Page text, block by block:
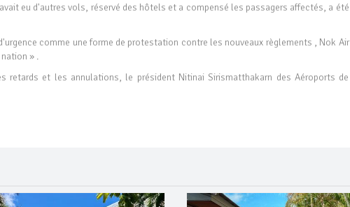
eu d'autres vols, réservé des hôtels et a compensé les passagers affectés, a été
comme une forme de protestation contre les nouveaux règlements , Nok Air
» .
retards et les annulations, le président Nitinai Sirismatthakarn des Aéroports de